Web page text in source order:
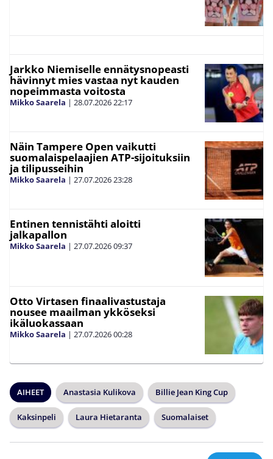
Jarkko Niemiselle ennätysnopeasti
hävinnyt mies vastaa nyt kauden
nopeimmasta voitosta
Mikko Saarela | 28.07.202622:17
Näin Tampere Open vaikutti
suomalaispelaajien ATP-sijoituksiin
ja tilipusseihin
Mikko Saarela | 27.07.202623:28
Entinen tennistähti aloitti
jalkapallon
Mikko Saarela | 27.07.202609:37
Otto Virtasen finaalivastustaja
nousee maailman ykköseksi
ikäluokassaan
Mikko Saarela | 27.07.202600:28
AIHEET Anastasia Kulikova Billie Jean King Cup
Kaksinpeli Laura Hietaranta Suomalaiset